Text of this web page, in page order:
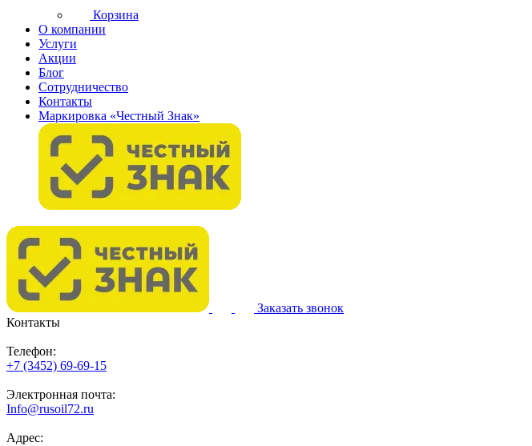
Корзина
О компании
Услуги
Акции
Блог
Сотрудничество
Контакты
Маркировка «Честный Знак»
Заказать звонок
Контакты
Телефон:
+7 (3452) 69-69-15
Электронная почта:
Info@rusoil72.ru
Адрес: